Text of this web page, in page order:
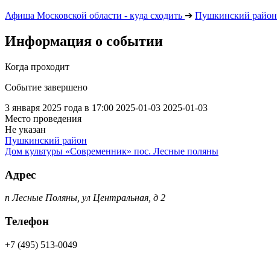
Афиша Московской области - куда сходить ➔ Пушкинский район
Информация о событии
Когда проходит
Событие завершено
3 января 2025 года в 17:00 2025-01-03 2025-01-03
Место проведения
Не указан
Пушкинский район
Дом культуры «Современник» пос. Лесные поляны
Адрес
п Лесные Поляны, ул Центральная, д 2
Телефон
+7 (495) 513-0049